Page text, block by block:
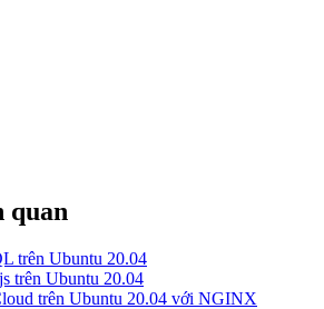
quan
trên Ubuntu 20.04
trên Ubuntu 20.04
trên Ubuntu 20.04 với NGINX